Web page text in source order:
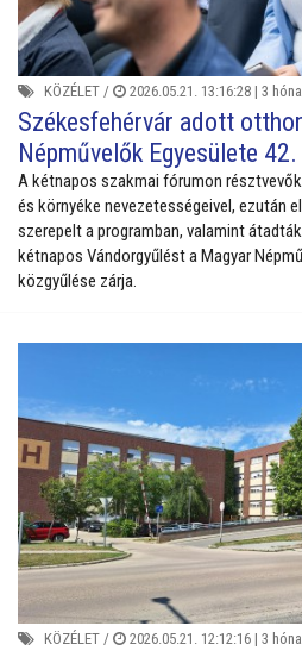
KÖZÉLET / 2026.05.21. 13:16:28 | 3
Székesfehérvár adott
Népművelők Egyesülete
A kétnapos szakmai fórumon
és környéke nevezetességeivel, ezután
szerepelt a programban, valamint
kétnapos Vándorgyűlést a Magyar
közgyűlése zárja.
KÖZÉLET / 2026.05.21. 12:12:16 | 3